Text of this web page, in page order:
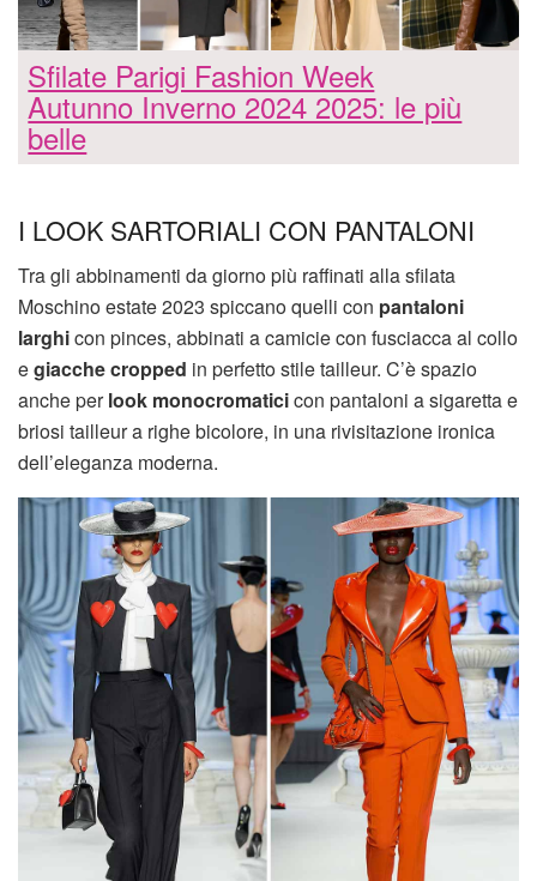
Sfilate Parigi Fashion Week
Autunno Inverno 2024 2025: le più
belle
I LOOK SARTORIALI CON PANTALONI
Tra gli abbinamenti da giorno più raffinati alla sfilata
Moschino estate 2023 spiccano quelli con pantaloni
larghicon pinces, abbinati a camicie con fusciacca al collo
egiacche cropped in perfetto stile tailleur. C’è spazio
anche perlook monocromaticicon pantaloni a sigaretta e
briosi tailleur a righe bicolore, in una rivisitazione ironica
dell’eleganza moderna.